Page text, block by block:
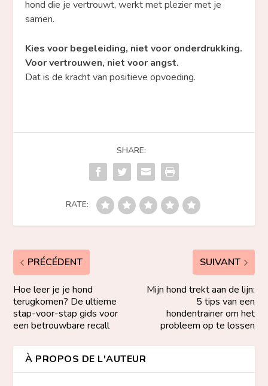
hond die je vertrouwt, werkt met plezier met je
samen.
Kies voor begeleiding, niet voor onderdrukking.
Voor vertrouwen, niet voor angst.
Dat is de kracht van positieve opvoeding.
SHARE:
RATE:
PRÉCÉDENT
Hoe leer je je hond
terugkomen? De ultieme
stap-voor-stap gids voor
een betrouwbare recall
SUIVANT
Mijn hond trekt aan de lijn:
5 tips van een
hondentrainer om het
probleem op te lossen
À PROPOS DE L'AUTEUR